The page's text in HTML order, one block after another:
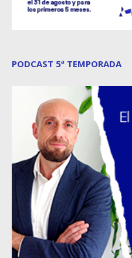
PODCAST 5ª TEMPORADA